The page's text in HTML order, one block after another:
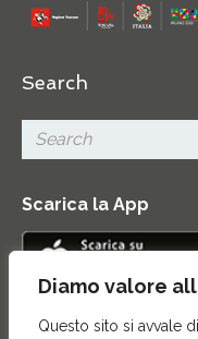
Diamo valore
Questo sito si avvale
Search
Scarica la App
Contatti|Area